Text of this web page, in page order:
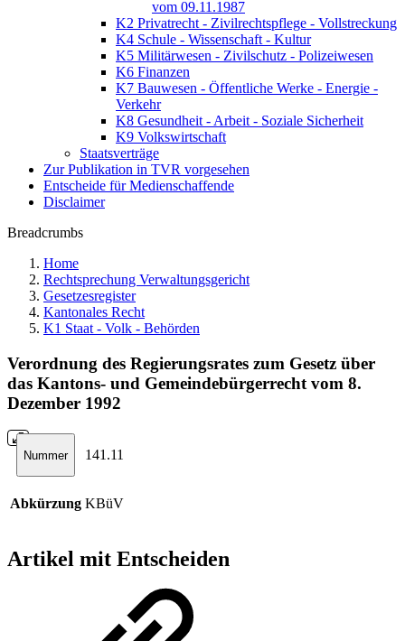
vom 09.11.1987
K2 Privatrecht - Zivilrechtspflege - Vollstreckung
K4 Schule - Wissenschaft - Kultur
K5 Militärwesen - Zivilschutz - Polizeiwesen
K6 Finanzen
K7 Bauwesen - Öffentliche Werke - Energie -
Verkehr
K8 Gesundheit - Arbeit - Soziale Sicherheit
K9 Volkswirtschaft
Staatsverträge
Zur Publikation in TVR vorgesehen
Entscheide für Medienschaffende
Disclaimer
Breadcrumbs
Home
Rechtsprechung Verwaltungsgericht
Gesetzesregister
Kantonales Recht
K1 Staat - Volk - Behörden
Verordnung des Regierungsrates zum Gesetz über
das Kantons- und Gemeindebürgerrecht vom 8.
Dezember 1992
Nummer 141.11
Abkürzung KBüV
Artikel mit Entscheiden